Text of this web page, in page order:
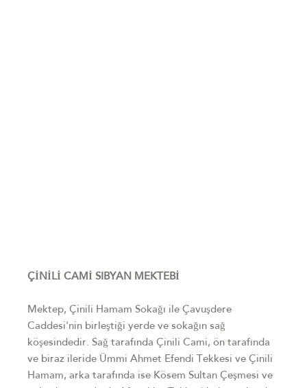
ÇİNİLİ CAMİ SIBYAN MEKTEBİ
Mektep, Çinili Hamam Sokağı ile Çavuşdere
Caddesi'nin birleştiği yerde ve sokağın sağ
köşesindedir. Sağ tarafında Çinili Cami, ön tarafında
ve biraz ileride Ümmi Ahmet Efendi Tekkesi ve Çinili
Hamam, arka tarafında ise Kösem Sultan Çeşmesi ve